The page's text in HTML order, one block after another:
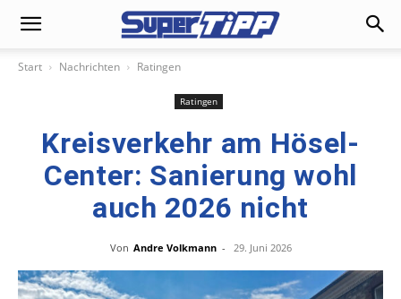
Start Nachrichten Ratingen
Ratingen
Kreisverkehr am Hösel-
Center: Sanierung wohl
auch 2026 nicht
Von Andre Volkmann - 29. Juni 2026